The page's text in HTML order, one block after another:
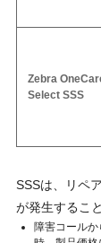
Zebra
Select SSS
SSSは、リペ
が発生するこ
障害コール